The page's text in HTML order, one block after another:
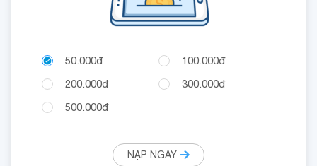
50.000đ
100.000đ
200.000đ
300.000đ
500.000đ
NẠP NGAY